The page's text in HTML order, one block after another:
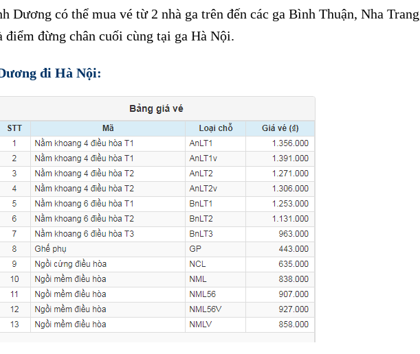
Dương có thể mua vé từ 2 nhà ga trên đến các ga Bình Thuận, Nha
đừng chân cuối cùng tại ga Hà Nội.
đi Hà Nội: